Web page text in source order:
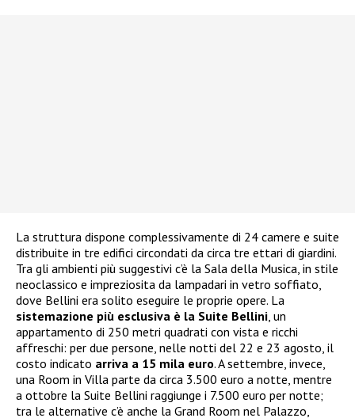
La struttura dispone complessivamente di 24 camere e suite
distribuite in tre edifici circondati da circa tre ettari di giardini.
Tra gli ambienti più suggestivi c’è la Sala della Musica, in stile
neoclassico e impreziosita da lampadari in vetro soffiato,
dove Bellini era solito eseguire le proprie opere. La
sistemazione più esclusiva è la Suite Bellini, un
appartamento di 250 metri quadrati con vista e ricchi
affreschi: per due persone, nelle notti del 22 e 23 agosto, il
costo indicato arriva a 15 mila euro. A settembre, invece,
una Room in Villa parte da circa 3.500 euro a notte, mentre
a ottobre la Suite Bellini raggiunge i 7.500 euro per notte;
tra le alternative c’è anche la Grand Room nel Palazzo,